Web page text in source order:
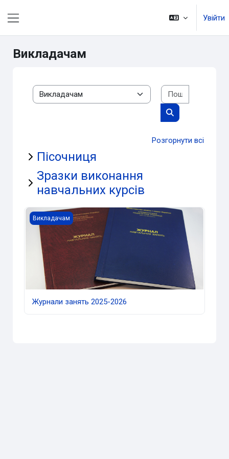
Увійти
Викладачам
Категорії курсів
Пошук курсів
Розгорнути всі
Пісочниця
Зразки виконання
навчальних курсів
Журнали занять 2025-2026
Викладачам
Журнали занять 2025-2026